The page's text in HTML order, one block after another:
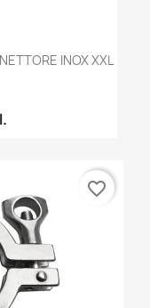
INOX XXL
favorite_border